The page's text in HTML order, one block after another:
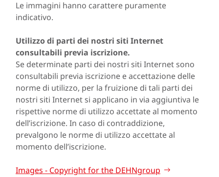
Le immagini hanno carattere puramente
indicativo.
Utilizzo di parti dei nostri siti Internet
consultabili previa iscrizione.
Se determinate parti dei nostri siti Internet sono
consultabili previa iscrizione e accettazione delle
norme di utilizzo, per la fruizione di tali parti dei
nostri siti Internet si applicano in via aggiuntiva le
rispettive norme di utilizzo accettate al momento
dell’iscrizione. In caso di contraddizione,
prevalgono le norme di utilizzo accettate al
momento dell’iscrizione.
Images - Copyright for the DEHNgroup